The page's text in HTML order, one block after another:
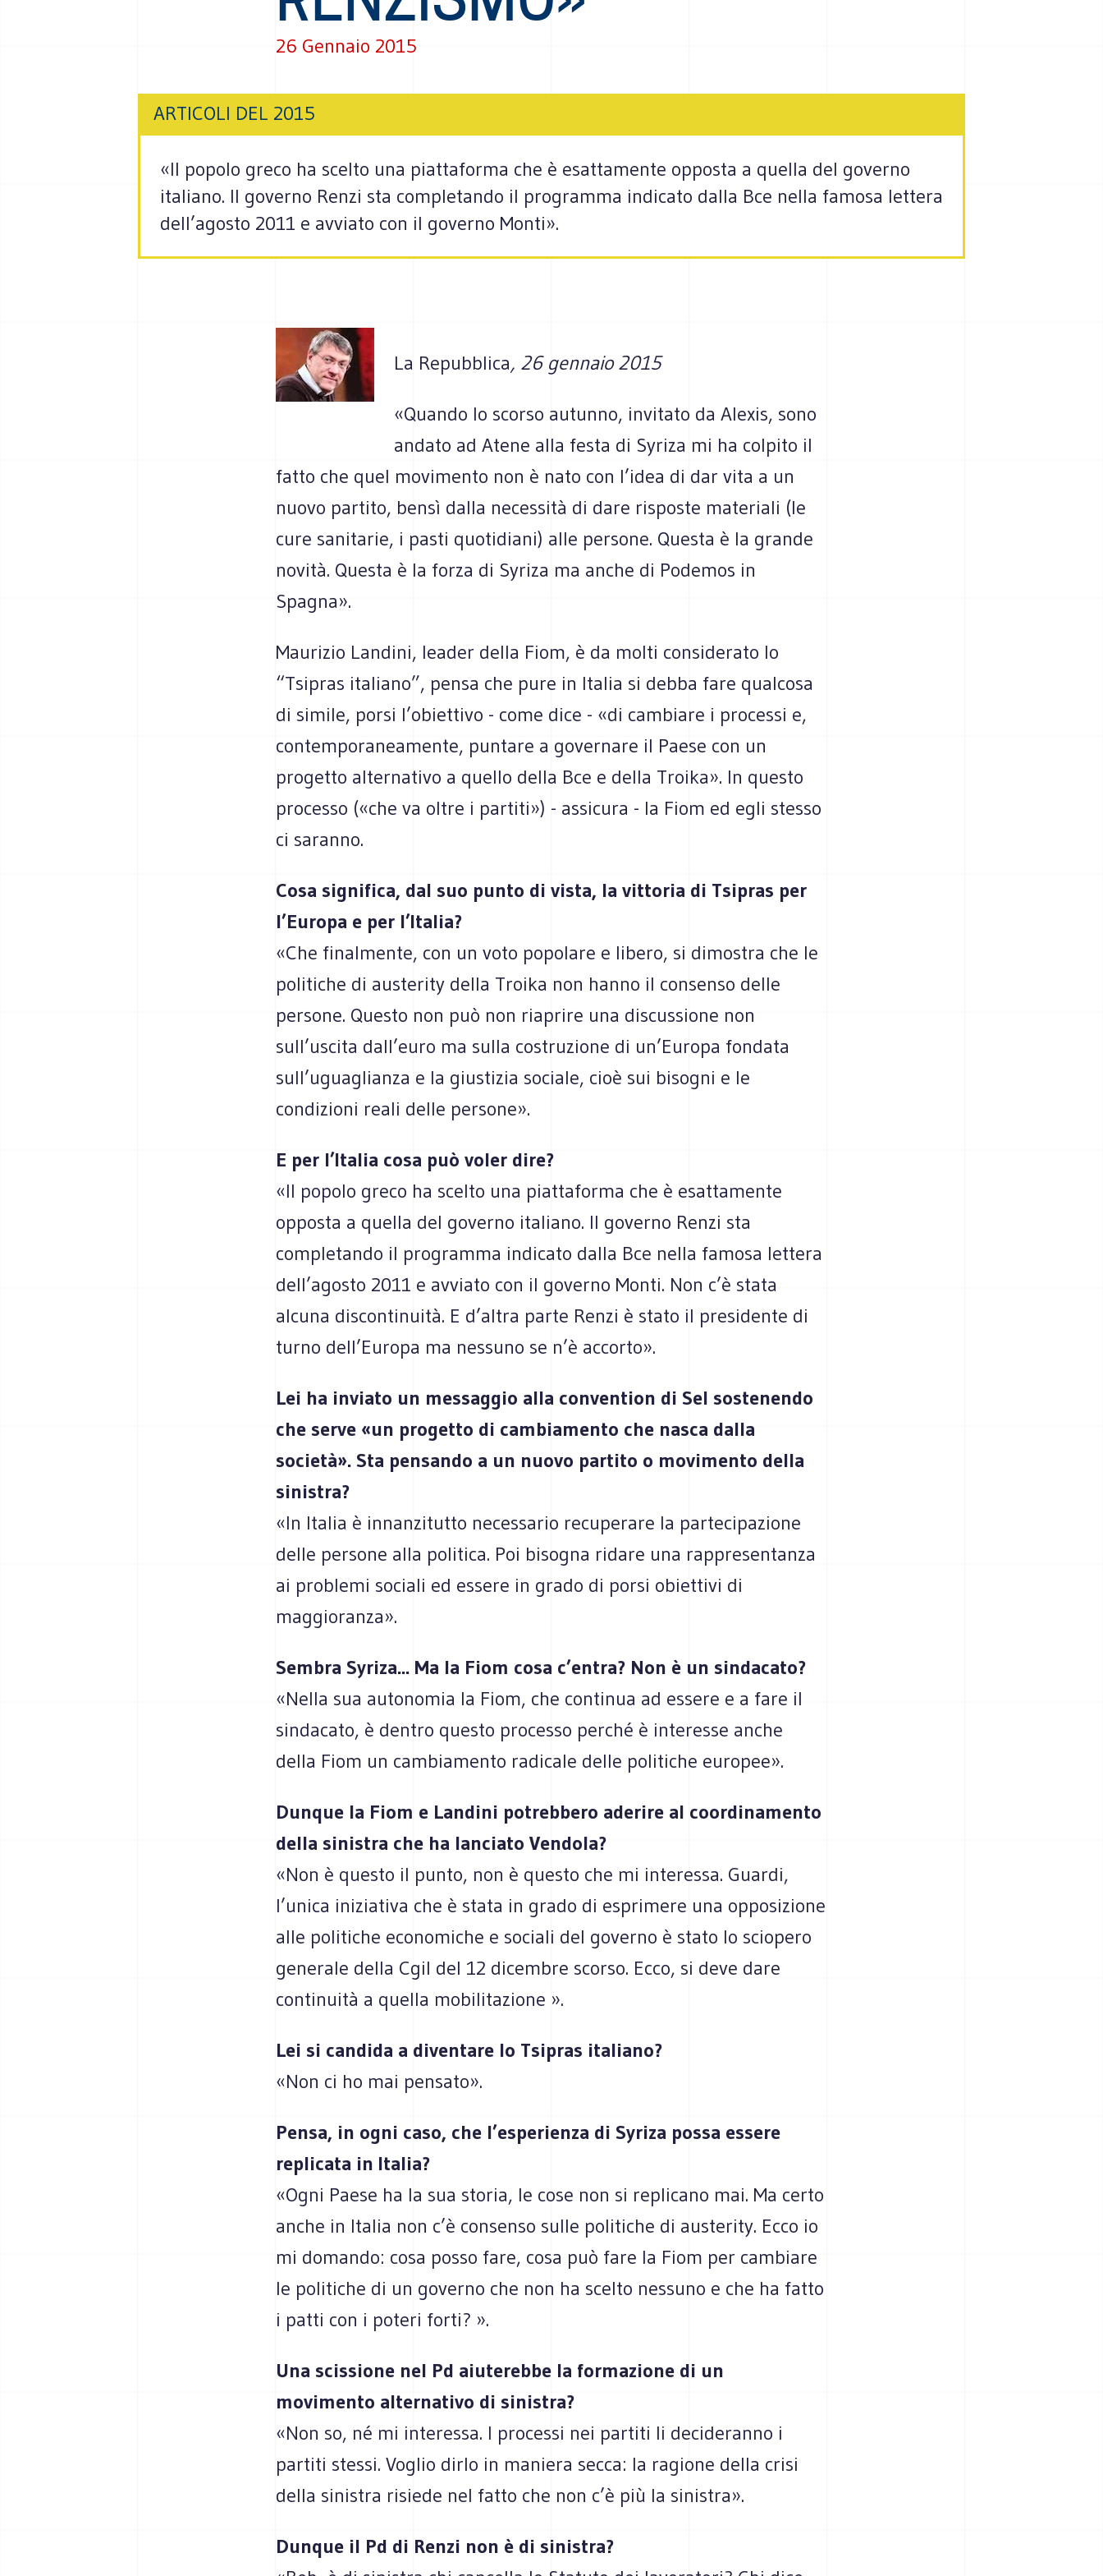
26 Gennaio 2015
ARTICOLI DEL 2015
«Il popolo greco ha scelto una piattaforma che è esattamente opposta a quella del governo
italiano. Il governo Renzi sta completando il programma indicato dalla Bce nella famosa lettera
dell’agosto 2011 e avviato con il governo Monti».
La Repubblica, 26 gennaio 2015
«Quando lo scorso autunno, invitato da Alexis, sono
andato ad Atene alla festa di Syriza mi ha colpito il
fatto che quel movimento non è nato con l’idea di dar vita a un
nuovo partito, bensì dalla necessità di dare risposte materiali (le
cure sanitarie, i pasti quotidiani) alle persone. Questa è la grande
novità. Questa è la forza di Syriza ma anche di Podemos in
Spagna».
Maurizio Landini, leader della Fiom, è da molti considerato lo
“Tsipras italiano”, pensa che pure in Italia si debba fare qualcosa
di simile, porsi l’obiettivo - come dice - «di cambiare i processi e,
contemporaneamente, puntare a governare il Paese con un
progetto alternativo a quello della Bce e della Troika». In questo
processo («che va oltre i partiti») - assicura - la Fiom ed egli stesso
ci saranno.
Cosa significa, dal suo punto di vista, la vittoria di Tsipras per
l’Europa e per l’Italia?
«Che finalmente, con un voto popolare e libero, si dimostra che le
politiche di austerity della Troika non hanno il consenso delle
persone. Questo non può non riaprire una discussione non
sull’uscita dall’euro ma sulla costruzione di un’Europa fondata
sull’uguaglianza e la giustizia sociale, cioè sui bisogni e le
condizioni reali delle persone».
E per l’Italia cosa può voler dire?
«Il popolo greco ha scelto una piattaforma che è esattamente
opposta a quella del governo italiano. Il governo Renzi sta
completando il programma indicato dalla Bce nella famosa lettera
dell’agosto 2011 e avviato con il governo Monti. Non c’è stata
alcuna discontinuità. E d’altra parte Renzi è stato il presidente di
turno dell’Europa ma nessuno se n’è accorto».
Lei ha inviato un messaggio alla convention di Sel sostenendo
che serve «un progetto di cambiamento che nasca dalla
società». Sta pensando a un nuovo partito o movimento della
sinistra?
«In Italia è innanzitutto necessario recuperare la partecipazione
delle persone alla politica. Poi bisogna ridare una rappresentanza
ai problemi sociali ed essere in grado di porsi obiettivi di
maggioranza».
Sembra Syriza... Ma la Fiom cosa c’entra? Non è un sindacato?
«Nella sua autonomia la Fiom, che continua ad essere e a fare il
sindacato, è dentro questo processo perché è interesse anche
della Fiom un cambiamento radicale delle politiche europee».
Dunque la Fiom e Landini potrebbero aderire al coordinamento
della sinistra che ha lanciato Vendola?
«Non è questo il punto, non è questo che mi interessa. Guardi,
l’unica iniziativa che è stata in grado di esprimere una opposizione
alle politiche economiche e sociali del governo è stato lo sciopero
generale della Cgil del 12 dicembre scorso. Ecco, si deve dare
continuità a quella mobilitazione ».
Lei si candida a diventare lo Tsipras italiano?
«Non ci ho mai pensato».
Pensa, in ogni caso, che l’esperienza di Syriza possa essere
replicata in Italia?
«Ogni Paese ha la sua storia, le cose non si replicano mai. Ma certo
anche in Italia non c’è consenso sulle politiche di austerity. Ecco io
mi domando: cosa posso fare, cosa può fare la Fiom per cambiare
le politiche di un governo che non ha scelto nessuno e che ha fatto
i patti con i poteri forti? ».
Una scissione nel Pd aiuterebbe la formazione di un
movimento alternativo di sinistra?
«Non so, né mi interessa. I processi nei partiti li decideranno i
partiti stessi. Voglio dirlo in maniera secca: la ragione della crisi
della sinistra risiede nel fatto che non c’è più la sinistra».
Dunque il Pd di Renzi non è di sinistra?